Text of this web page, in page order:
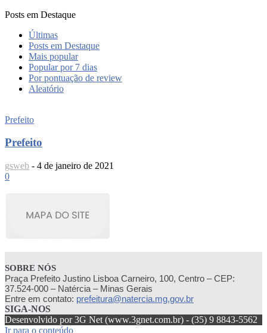
Posts em Destaque
Últimas
Posts em Destaque
Mais popular
Popular por 7 dias
Por pontuação de review
Aleatório
Prefeito
Prefeito
gsweb - 4 de janeiro de 2021
0
SOBRE NÓS
Praça Prefeito Justino Lisboa Carneiro, 100, Centro – CEP:
37.524-000 – Natércia – Minas Gerais
Entre em contato: prefeitura@natercia.mg.gov.br
SIGA-NOS
Desenvolvido por 3G Net (www.3gnet.com.br) - (35) 9 8843-5562
Ir para o conteúdo